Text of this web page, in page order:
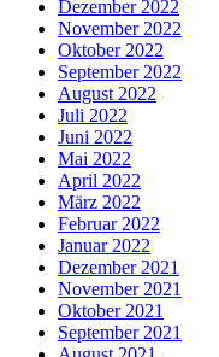
Dezember 2022
November 2022
Oktober 2022
September 2022
August 2022
Juli 2022
Juni 2022
Mai 2022
April 2022
März 2022
Februar 2022
Januar 2022
Dezember 2021
November 2021
Oktober 2021
September 2021